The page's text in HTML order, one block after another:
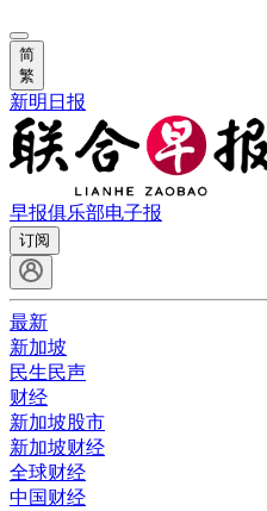
简
繁
新明日报
早报俱乐部电子报
订阅
最新
新加坡
民生民声
财经
新加坡股市
新加坡财经
全球财经
中国财经